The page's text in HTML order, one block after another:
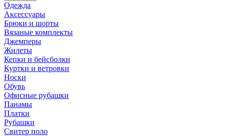
Одежда
Аксессуары
Брюки и шорты
Вязаные комплекты
Джемперы
Жилеты
Кепки и бейсболки
Куртки и ветровки
Носки
Обувь
Офисные рубашки
Панамы
Платки
Рубашки
Свитер поло